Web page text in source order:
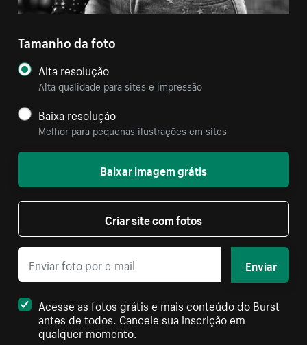
Tamanho da foto
Alta resolução
Alta qualidade para sites e impressão
Baixa resolução
Melhor para pequenas ilustrações em sites
Baixar imagem grátis
Criar site com fotos
Enviar
Acesse as fotos grátis e mais conteúdo do Burst
antes de todos. Cancele sua inscrição em
qualquer momento.